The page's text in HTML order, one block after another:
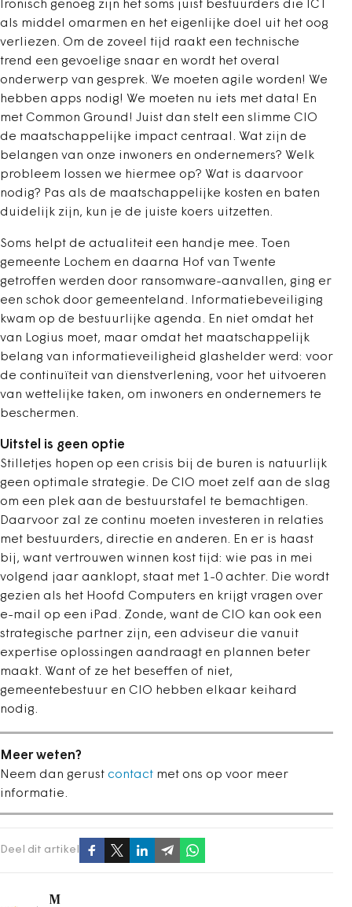
Ironisch genoeg zijn het soms juist bestuurders die ICT
als middel omarmen en het eigenlijke doel uit het oog
verliezen. Om de zoveel tijd raakt een technische
trend een gevoelige snaar en wordt het overal
onderwerp van gesprek. We moeten agile worden! We
hebben apps nodig! We moeten nu iets met data! En
met Common Ground! Juist dan stelt een slimme CIO
de maatschappelijke impact centraal. Wat zijn de
belangen van onze inwoners en ondernemers? Welk
probleem lossen we hiermee op? Wat is daarvoor
nodig? Pas als de maatschappelijke kosten en baten
duidelijk zijn, kun je de juiste koers uitzetten.
Soms helpt de actualiteit een handje mee. Toen
gemeente Lochem en daarna Hof van Twente
getroffen werden door ransomware-aanvallen, ging er
een schok door gemeenteland. Informatiebeveiliging
kwam op de bestuurlijke agenda. En niet omdat het
van Logius moet, maar omdat het maatschappelijk
belang van informatieveiligheid glashelder werd: voor
de continuïteit van dienstverlening, voor het uitvoeren
van wettelijke taken, om inwoners en ondernemers te
beschermen.
Uitstel is geen optie
Stilletjes hopen op een crisis bij de buren is natuurlijk
geen optimale strategie. De CIO moet zelf aan de slag
om een plek aan de bestuurstafel te bemachtigen.
Daarvoor zal ze continu moeten investeren in relaties
met bestuurders, directie en anderen. En er is haast
bij, want vertrouwen winnen kost tijd: wie pas in mei
volgend jaar aanklopt, staat met 1-0 achter. Die wordt
gezien als het Hoofd Computers en krijgt vragen over
e-mail op een iPad. Zonde, want de CIO kan ook een
strategische partner zijn, een adviseur die vanuit
expertise oplossingen aandraagt en plannen beter
maakt. Want of ze het beseffen of niet,
gemeentebestuur en CIO hebben elkaar keihard
nodig.
Meer weten?
Neem dan gerust contact met ons op voor meer
informatie.
Deel dit artikel
M